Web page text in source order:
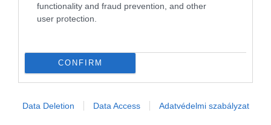
functionality and fraud prevention, and other
user protection.
CONFIRM
Data Deletion Data Access Adatvédelmi szabályzat